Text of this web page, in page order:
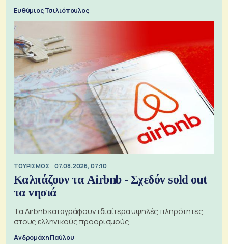
Ευθύμιος Τσιλιόπουλος
ΤΟΥΡΙΣΜΟΣ 07.08.2026, 07:10
Καλπάζουν τα Airbnb - Σχεδόν sold out
τα νησιά
Τα Airbnb καταγράφουν ιδιαίτερα υψηλές πληρότητες
στους ελληνικούς προορισμούς
Ανδρομάχη Παύλου